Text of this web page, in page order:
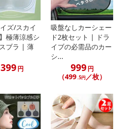
。
商品でございますが、着用方法、
、必ずしもずれないことを保証し
ゆみ、腫れなどが生じた場合は、
談ください。
濯してください。
置したり、洗濯液や水の中につけ
りますので、商品を台紙から出す
を引っかけないようにしてくださ
イズ/スカイ
極薄涼感シ
ブラ | 薄
円
吸盤なしカーシェー
ド2枚セット | ドラ
イブの必需品のカー
シ...
999円
（499.5円／枚）